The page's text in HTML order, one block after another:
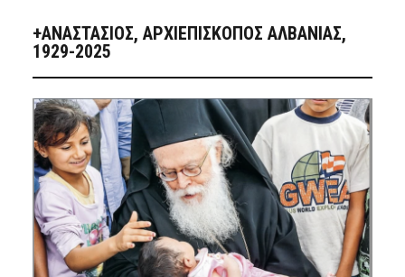
+ΑΝΑΣΤΆΣΙΟΣ, ΑΡΧΙΕΠΊΣΚΟΠΟΣ ΑΛΒΑΝΊΑΣ,
1929-2025